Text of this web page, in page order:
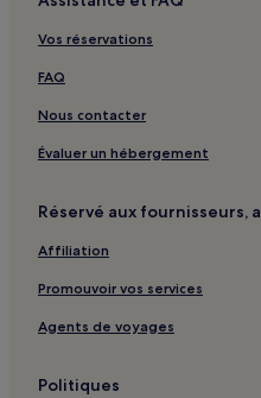
Vos réservations
FAQ
Nous contacter
Évaluer un hébergement
Réservé aux fournisseurs,
Affiliation
Promouvoir vos services
Agents de voyages
Politiques